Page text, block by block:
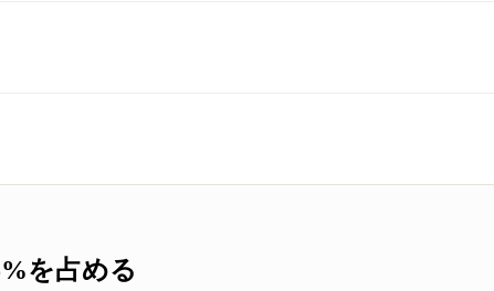
を占める